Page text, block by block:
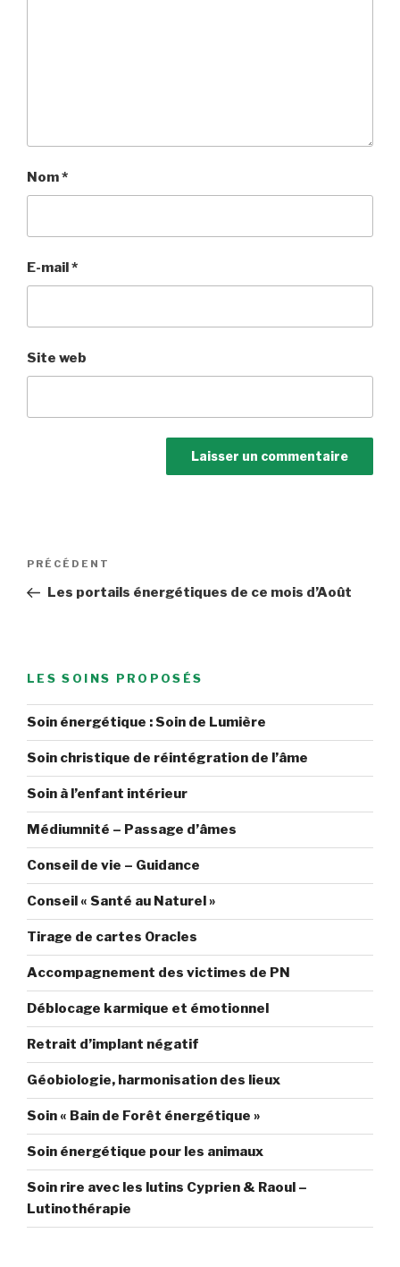
Nom*
E-mail*
Site web
Navigation
l’article
Article
précédent
PRÉCÉDENT
Les portails énergétiques de ce mois d’Août
LES SOINS PROPOSÉS
Soin énergétique : Soin de Lumière
Soin christique de réintégration de l’âme
Soin à l’enfant intérieur
Médiumnité – Passage d’âmes
Conseil de vie – Guidance
Conseil « Santé au Naturel »
Tirage de cartes Oracles
Accompagnement des victimes de PN
Déblocage karmique et émotionnel
Retrait d’implant négatif
Géobiologie, harmonisation des lieux
Soin « Bain de Forêt énergétique »
Soin énergétique pour les animaux
Soin rire avec les lutins Cyprien & Raoul –
Lutinothérapie